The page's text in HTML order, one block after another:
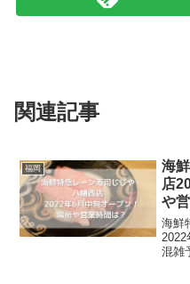
関連記事
福岡
海
店
や
海鮮
2022
混雑